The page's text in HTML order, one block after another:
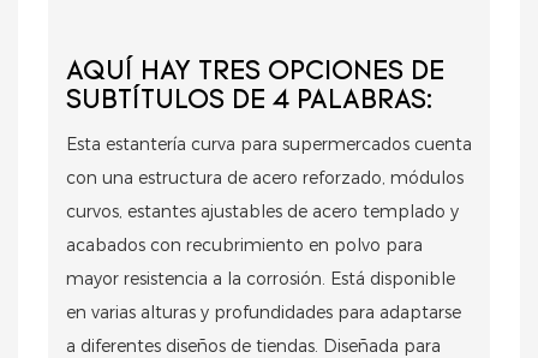
AQUÍ HAY TRES OPCIONES DE
SUBTÍTULOS DE 4 PALABRAS:
Esta estantería curva para supermercados cuenta
con una estructura de acero reforzado, módulos
curvos, estantes ajustables de acero templado y
acabados con recubrimiento en polvo para
mayor resistencia a la corrosión. Está disponible
en varias alturas y profundidades para adaptarse
a diferentes diseños de tiendas. Diseñada para